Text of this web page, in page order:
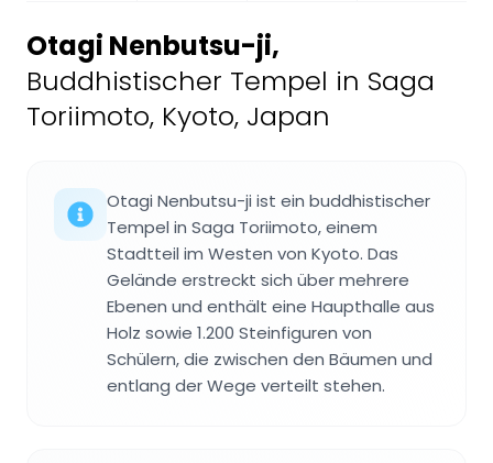
Otagi Nenbutsu-ji,
Buddhistischer Tempel in Saga
Toriimoto, Kyoto, Japan
Otagi Nenbutsu-ji ist ein buddhistischer
Tempel in Saga Toriimoto, einem
Stadtteil im Westen von Kyoto. Das
Gelände erstreckt sich über mehrere
Ebenen und enthält eine Haupthalle aus
Holz sowie 1.200 Steinfiguren von
Schülern, die zwischen den Bäumen und
entlang der Wege verteilt stehen.